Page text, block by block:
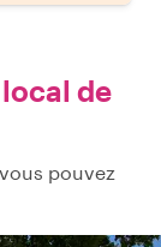
de
pouvez